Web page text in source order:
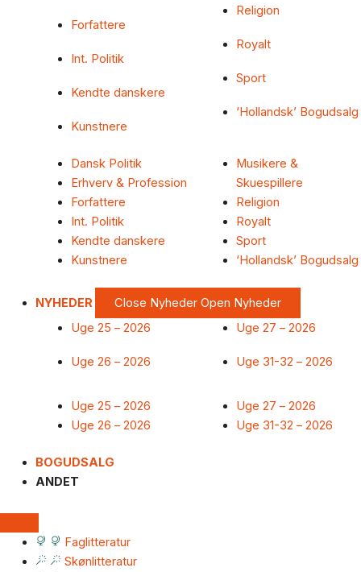
Forfattere
Int. Politik
Kendte danskere
Kunstnere
Religion
Royalt
Sport
‘Hollandsk’ Bogudsalg
Dansk Politik
Erhverv & Profession
Forfattere
Int. Politik
Kendte danskere
Kunstnere
Musikere &
Skuespillere
Religion
Royalt
Sport
‘Hollandsk’ Bogudsalg
NYHEDER Close Nyheder Open Nyheder
Uge 25 – 2026
Uge 26 – 2026
Uge 27 – 2026
Uge 31-32 – 2026
Uge 25 – 2026
Uge 26 – 2026
Uge 27 – 2026
Uge 31-32 – 2026
BOGUDSALG
ANDET
Faglitteratur
Skønlitteratur